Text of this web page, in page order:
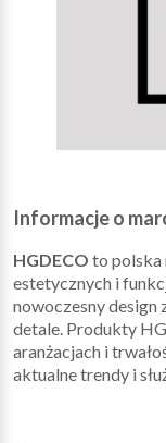
Informacje o
HGDECO to polska
estetycznych i
nowoczesny design
detale. Produkty
aranżacjach i
aktualne trendy i